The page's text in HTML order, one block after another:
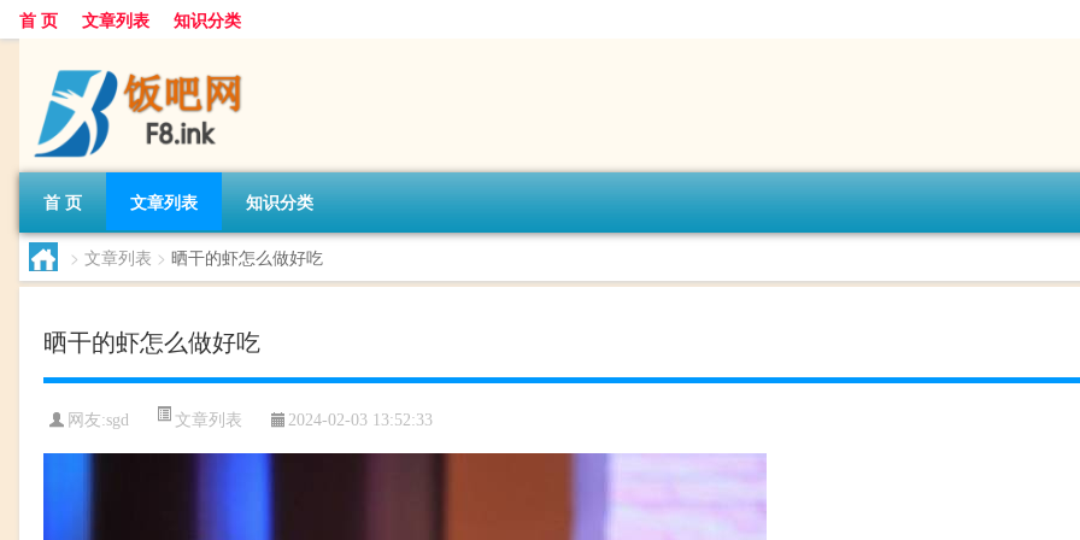
首 页 文章列表 知识分类
首 页 文章列表 知识分类
> 文章列表 > 晒干的虾怎么做好吃
晒干的虾怎么做好吃
网友:sgd 文章列表 2024-02-03 13:52:33